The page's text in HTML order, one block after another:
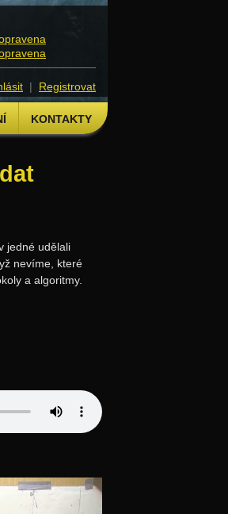
KONTAKTY
| Registrovat
jedné udělali
nevíme, které
a algoritmy.